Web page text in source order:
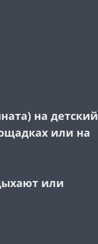
на детский
или на
или